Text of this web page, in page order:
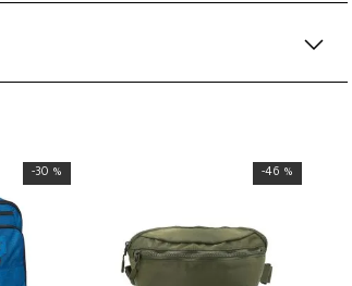
-30 % -46 %